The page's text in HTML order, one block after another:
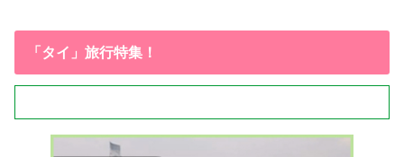
「タイ」旅行特集！